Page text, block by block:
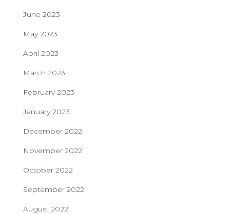
June 2023
May 2023
April 2023
March 2023
February 2023
January 2023
December 2022
November 2022
October 2022
September 2022
August 2022